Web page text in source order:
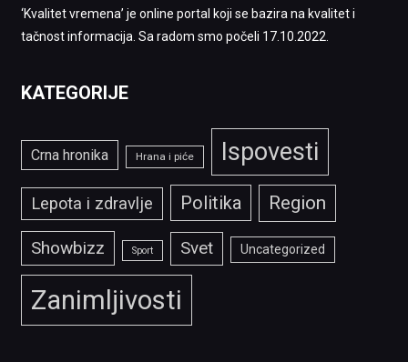
‘Kvalitet vremena’ je online portal koji se bazira na kvalitet i
tačnost informacija. Sa radom smo počeli 17.10.2022.
KATEGORIJE
Crna hronika Hrana i piće Ispovesti
Lepota i zdravlje Politika Region
Showbizz Sport Svet Uncategorized
Zanimljivosti